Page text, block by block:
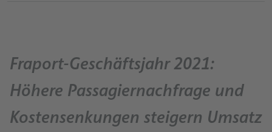
Fraport-Geschäftsjahr 2021:
Höhere Passagiernachfrage und
Kostensenkungen steigern Umsatz